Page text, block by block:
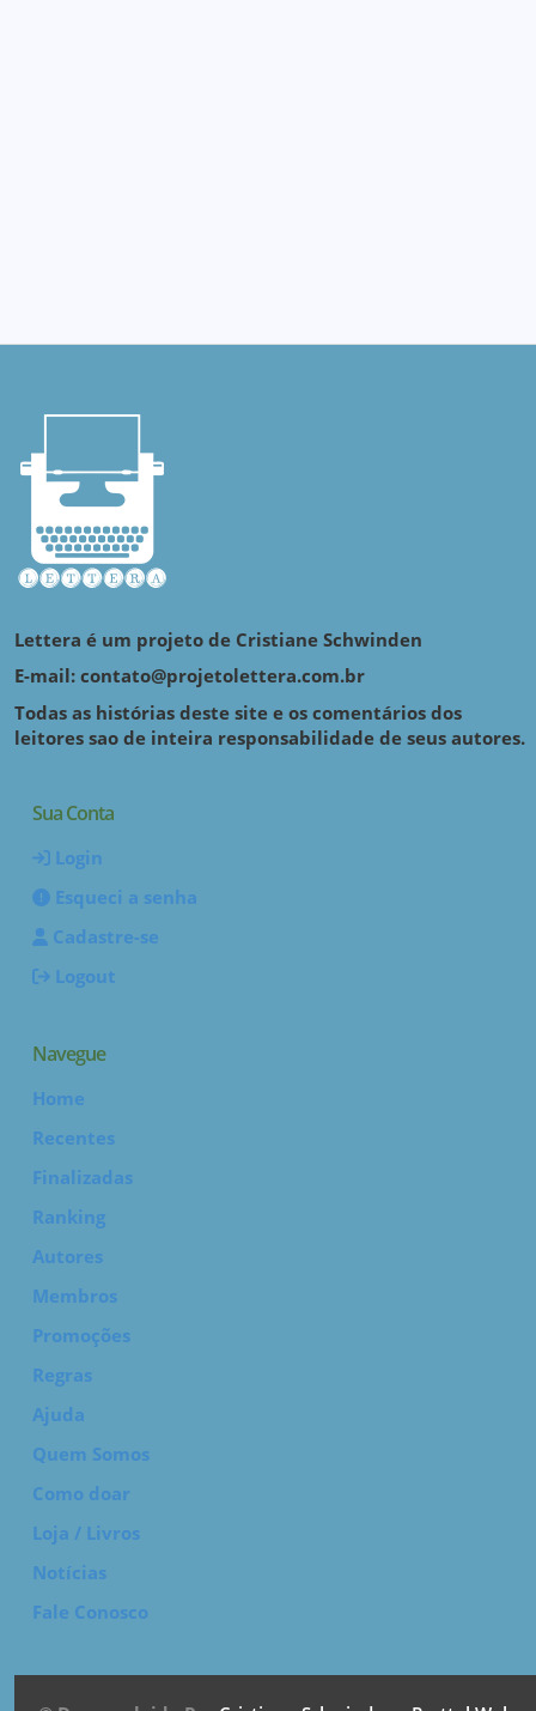
Lettera é um projeto de Cristiane Schwinden
E-mail: contato@projetolettera.com.br
Todas as histórias deste site e os comentários dos
leitores sao de inteira responsabilidade de seus autores.
Sua Conta
Login
Esqueci a senha
Cadastre-se
Logout
Navegue
Home
Recentes
Finalizadas
Ranking
Autores
Membros
Promoções
Regras
Ajuda
Quem Somos
Como doar
Loja / Livros
Notícias
Fale Conosco